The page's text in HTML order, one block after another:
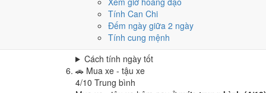
Tính Can Chi
Đếm ngày giữa 2 ngày
Tính cung mệnh
Cách tính ngày tốt
Nhập trạch - vào nhà mới
Tốt
Nhập trạch - vào nhà mới hôm nay ở
Cách tính ngày tốt
🚗 Mua xe - tậu xe
4/10 Trung bình